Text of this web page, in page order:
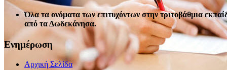
Όλα τα ονόματα των επιτυχόντων στην τριτοβάθμια
από τα Δωδεκάνησα.
Ενημέρωση
Αρχική Σελίδα